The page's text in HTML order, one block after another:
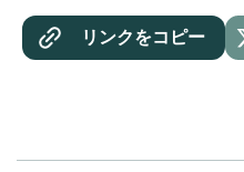
リンクをコピー